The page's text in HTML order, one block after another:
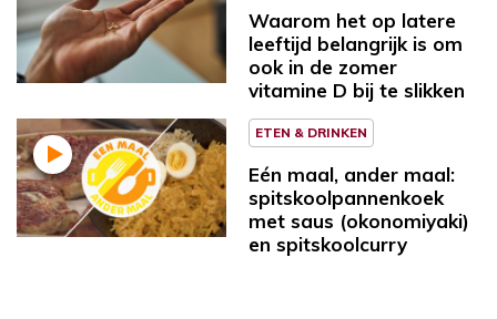
Waarom het op latere
leeftijd belangrijk is om
ook in de zomer
vitamine D bij te slikken
ETEN & DRINKEN
Eén maal, ander maal:
spitskoolpannenkoek
met saus (okonomiyaki)
en spitskoolcurry